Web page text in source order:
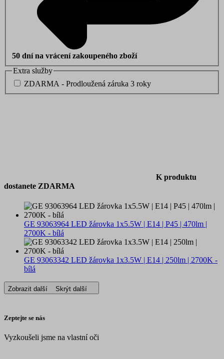
50 dní na vrácení zakoupeného zboží
Extra služby
ZDARMA - Prodloužená záruka 3 roky
K produktu
dostanete ZDARMA
GE 93063964 LED žárovka 1x5.5W | E14 | P45 | 470lm |
2700K - bílá
GE 93063342 LED žárovka 1x3.5W | E14 | 250lm | 2700K -
bílá
Zobrazit další Skrýt další
Zeptejte se nás
Vyzkoušeli jsme na vlastní oči